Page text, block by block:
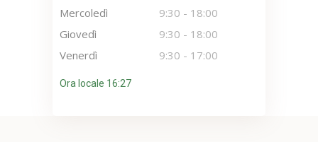
Mercoledì
9:30 - 18:00
Giovedì
9:30 - 18:00
Venerdì
9:30 - 17:00
Ora locale 16:27